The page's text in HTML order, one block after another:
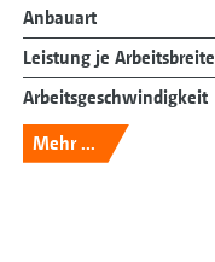
Anbauart
Leistung je Arbeitsbreite
Arbeitsgeschwindigkeit
Mehr ...